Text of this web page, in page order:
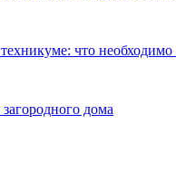
что необходимо
дома